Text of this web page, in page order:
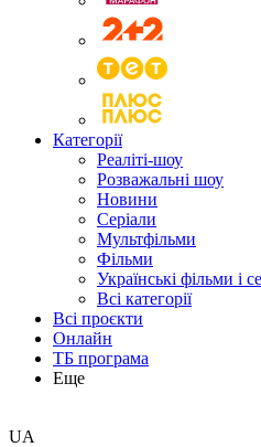
Категорії
Реаліті-шоу
Розважальні шоу
Новини
Серіали
Мультфільми
Фільми
Українські фільми і
Всі категорії
Всі проєкти
Онлайн
ТБ програма
Еще
UA